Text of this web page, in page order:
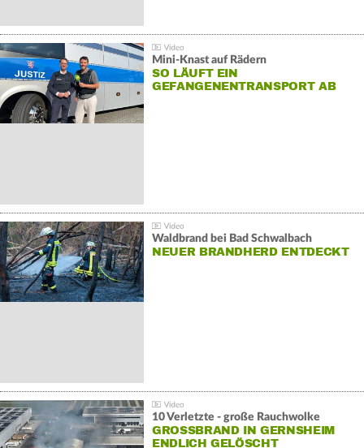
Mini-Knast auf Rädern
SO LÄUFT EIN
GEFANGENENTRANSPORT AB
Waldbrand bei Bad Schwalbach
NEUER BRANDHERD ENTDECKT
10 Verletzte - große Rauchwolke
GROSSBRAND IN GERNSHEIM E
NDLICH GELÖSCHT